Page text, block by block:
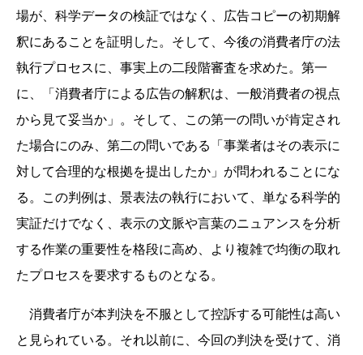
場が、科学データの検証ではなく、広告コピーの初期解
釈にあることを証明した。そして、今後の消費者庁の法
執行プロセスに、事実上の二段階審査を求めた。第一
に、「消費者庁による広告の解釈は、一般消費者の視点
から見て妥当か」。そして、この第一の問いが肯定され
た場合にのみ、第二の問いである「事業者はその表示に
対して合理的な根拠を提出したか」が問われることにな
る。この判例は、景表法の執行において、単なる科学的
実証だけでなく、表示の文脈や言葉のニュアンスを分析
する作業の重要性を格段に高め、より複雑で均衡の取れ
たプロセスを要求するものとなる。
消費者庁が本判決を不服として控訴する可能性は高い
と見られている。それ以前に、今回の判決を受けて、消